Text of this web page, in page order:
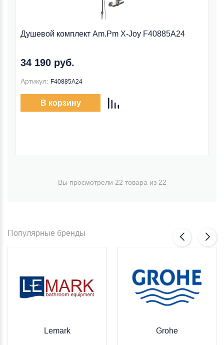
Душевой комплект Am.Pm X-Joy F40885A24
34 190 руб.
Артикул: F40885A24
В корзину
Вы просмотрели 22 товара из 22
Популярные бренды
Lemark Grohe